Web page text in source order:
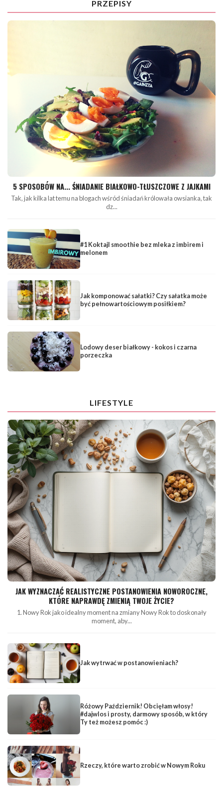
PRZEPISY
5 SPOSOBÓW NA... ŚNIADANIE BIAŁKOWO-TŁUSZCZOWE Z JAJKAMI
Tak, jak kilka lat temu na blogach wśród śniadań królowała owsianka, tak
dz...
#1 Koktajl smoothie bez mleka z imbirem i
melonem
Jak komponować sałatki? Czy sałatka może
być pełnowartościowym posiłkiem?
Lodowy deser białkowy - kokos i czarna
porzeczka
LIFESTYLE
JAK WYZNACZAĆ REALISTYCZNE POSTANOWIENIA NOWOROCZNE,
KTÓRE NAPRAWDĘ ZMIENIĄ TWOJE ŻYCIE?
1. Nowy Rok jako idealny moment na zmiany Nowy Rok to doskonały
moment, aby...
Jak wytrwać w postanowieniach?
Różowy Październik! Obcięłam włosy!
#dajwlos i prosty, darmowy sposób, w który
Ty też możesz pomóc :)
Rzeczy, które warto zrobić w Nowym Roku